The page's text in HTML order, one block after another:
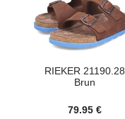
RIEKER 21190.28
Brun
79.95 €